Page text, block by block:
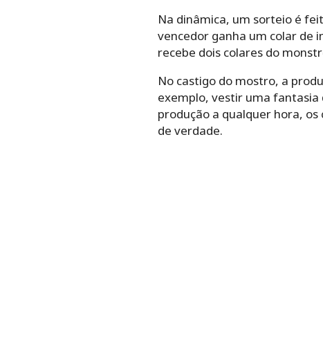
Na dinâmica, um sorteio é
vencedor ganha um colar de
recebe dois colares do
No castigo do mostro, a
exemplo, vestir uma fantasia
produção a qualquer hora,
de verdade.